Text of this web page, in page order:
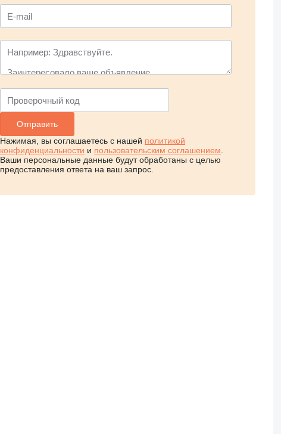
Нажимая, вы соглашаетесь с нашей политикой
конфиденциальности и пользовательским соглашением
Ваши персональные данные будут обработаны с целью
предоставления ответа на ваш запрос.